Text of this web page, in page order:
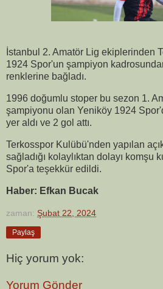
İstanbul 2. Amatör Lig ekiplerinden
1924 Spor'un şampiyon
renklerine bağladı.
1996 doğumlu stoper bu sezon 1.
şampiyonu olan Yeniköy 1924
yer aldı ve 2 gol attı.
Terkosspor Kulübü'nden yapılan
sağladığı kolaylıktan dolayı komşu
Spor'a teşekkür edildi.
Haber: Efkan Bucak
zaman: Şubat 22, 2024
Paylaş
Hiç yorum yok:
Yorum Gönder